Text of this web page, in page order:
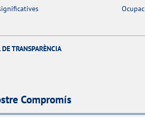
DE TRANSPARÈNCIA
Compromís